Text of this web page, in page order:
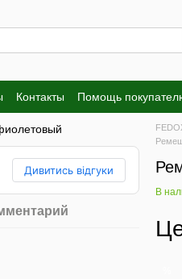
Контакты Помощь
Дивитись відгуки
В